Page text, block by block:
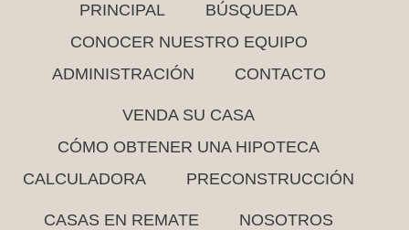
PRINCIPAL
BÚSQUEDA
CONOCER NUESTRO EQUIPO
ADMINISTRACIÓN
CONTACTO
VENDA SU CASA
CÓMO OBTENER UNA HIPOTECA
CALCULADORA
PRECONSTRUCCIÓN
CASAS EN REMATE NOSOTROS